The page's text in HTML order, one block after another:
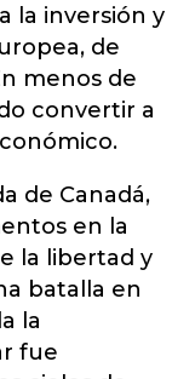
la inversión y
de
menos de
convertir a
de Canadá,
en la
la libertad y
batalla en
la
fue